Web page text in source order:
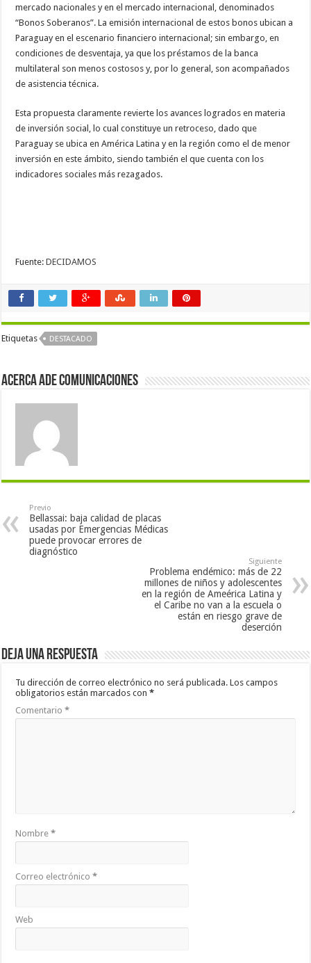
mercado nacionales y en el mercado internacional, denominados
“Bonos Soberanos”. La emisión internacional de estos bonos ubican a
Paraguay en el escenario financiero internacional; sin embargo, en
condiciones de desventaja, ya que los préstamos de la banca
multilateral son menos costosos y, por lo general, son acompañados
de asistencia técnica.
Esta propuesta claramente revierte los avances logrados en materia
de inversión social, lo cual constituye un retroceso, dado que
Paraguay se ubica en América Latina y en la región como el de menor
inversión en este ámbito, siendo también el que cuenta con los
indicadores sociales más rezagados.
Fuente:DECIDAMOS
Etiquetas DESTACADO
Acerca Ade Comunicaciones
Previo
Bellassai: baja calidad de placas
usadas por Emergencias Médicas
puede provocar errores de
diagnóstico
Siguiente
Problema endémico: más de 22
millones de niños y adolescentes
en la región de Ameérica Latina y
el Caribe no van a la escuela o
están en riesgo grave de
deserción
Deja una respuesta
Tu dirección de correo electrónico no será publicada. Los campos
obligatorios están marcados con*
Comentario*
Nombre*
Correo electrónico*
Web